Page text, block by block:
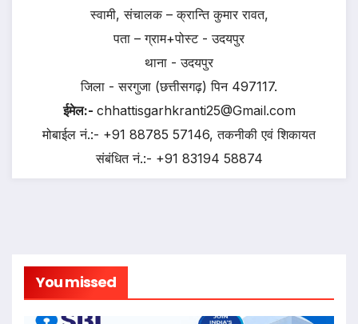
स्वामी, संचालक – क्रान्ति कुमार रावत,
पता – ग्राम+पोस्ट - उदयपुर
थाना - उदयपुर
जिला - सरगुजा (छत्तीसगढ़) पिन 497117.
ईमेल:- chhattisgarhkranti25@Gmail.com
मोबाईल नं.:- +91 88785 57146, तकनीकी एवं शिकायत
संबंधित नं.:- +91 83194 58874
You missed